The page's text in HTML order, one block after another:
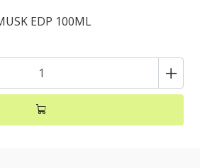
EDP 100ML
+